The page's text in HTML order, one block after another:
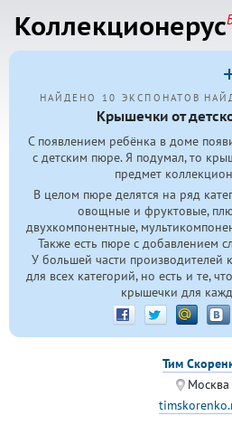
Коллекционерус
НАЙДЕНО 10 ЭКСПОНАТОВ
Крышечки от
С появлением ребёнка в доме
с детским пюре. Я подумал, то
предмет
В целом пюре делятся на ряд
овощные и фруктовые,
двухкомпонентные,
Также есть пюре с добавлением
У большей части производителей
для всех категорий, но есть и те,
крышечки для
Тим
Москва